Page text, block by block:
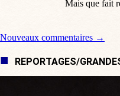
Mais que fait
Navigation de
Nouveaux commentaires →
REPORTAGES/